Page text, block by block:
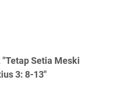
Setia Meski
3: 8-13"